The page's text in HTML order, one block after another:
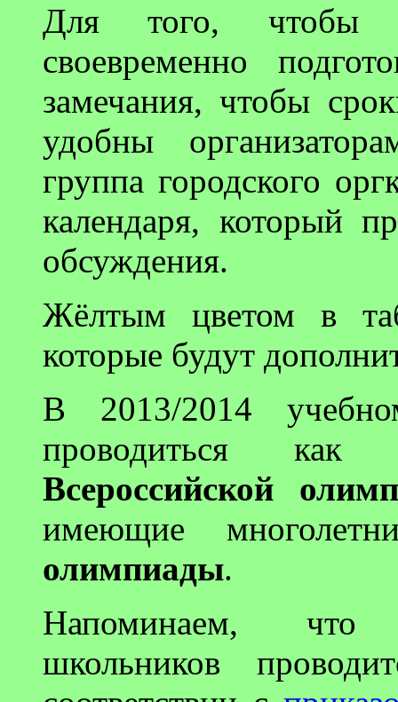
Для того, чтобы
своевременно
замечания, чтобы
удобны
группа городского
календаря, который
обсуждения.
Жёлтым цветом в
которые будут
В 2013/2014
проводиться как
Всероссийской
имеющие
олимпиады.
Напоминаем, что
школьников